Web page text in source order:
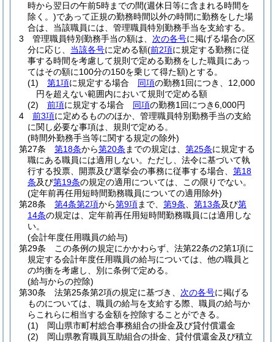
時から翌日の午前5時までの間(週休日等に含まれる時間を
除く。)であって正規の勤務時間以外の時間に勤務をした場
合は、当該職員には、管理職員特別勤務手当を支給する。
3
管理職員特別勤務手当の額は、 次の各号に掲げる場合の区
分に応じ、 当該各号に定める額(前2項に規定する勤務に従
事する時間を考慮して規則で定める勤務をした職員にあっ
てはその額に100分の150を乗じて得た額)とする。
(1)
第1項に規定する場合 同項の勤務1回につき、12,000
円を超えない範囲内において規則で定める額
(2)
前項に規定する場合 同項の勤務1回につき6,000円
4
前3項に定めるもののほか、管理職員特別勤務手当の支給
に関し必要な事項は、規則で定める。
(時間外勤務手当等に関する規定の除外)
第27条
第18条から第20条 までの規定は、 第25条に規定する
職にある職員には適用しない。 ただし、法令に基づいて執
行する投票、開票及び選挙会の事務に従事する場合、 第18
条及び第19条の規定の適用については、この限りでない。
(定年前再任用短時間勤務職員についての適用除外)
第28条
第4条第2項から第9項まで、 第9条 第13条及び第
14条の規定は、定年前再任用短時間勤務職員には適用しな
い。
(会計年度任用職員の給与)
第29条
この条例の規定にかかわらず、法第22条の2第1項に
規定する会計年度任用職員の給与については、他の職員と
の均衡を考慮し、別に条例で定める。
(給与からの控除)
第30条
法第25条第2項の規定に基づき、 次の各号に掲げる
ものについては、職員の給与を支給する際、職員の給与か
らこれらに相当する金額を控除することができる。
(1)
岡山県市町村総合事務組合の掛金及び貸付償還金
(2)
岡山県教育職員互助組合の掛金、貸付償還金及び積立